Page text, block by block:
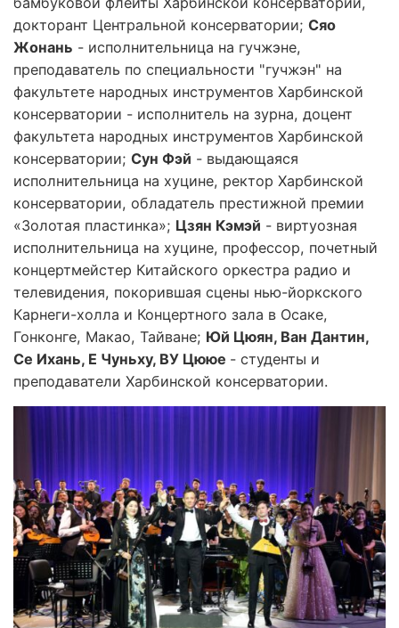
докторант Центральной консерватории; Сяо
Жонань - исполнительница на гучжэне,
преподаватель по специальности "гучжэн" на
факультете народных инструментов Харбинской
консерватории - исполнитель на зурна, доцент
факультета народных инструментов Харбинской
консерватории; Сун Фэй - выдающаяся
исполнительница на хуцине, ректор Харбинской
консерватории, обладатель престижной премии
«Золотая пластинка»; Цзян Кэмэй - виртуозная
исполнительница на хуцине, профессор, почетный
концертмейстер Китайского оркестра радио и
телевидения, покорившая сцены нью-йоркского
Карнеги-холла и Концертного зала в Осаке,
Гонконге, Макао, Тайване; Юй Цюян, Ван Дантин,
Се Ихань, Е Чуньху, ВУ Цююе - студенты и
преподаватели Харбинской консерватории.